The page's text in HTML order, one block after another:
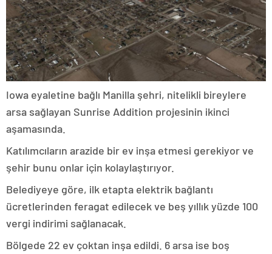
Iowa eyaletine bağlı Manilla şehri, nitelikli bireylere
arsa sağlayan Sunrise Addition projesinin ikinci
aşamasında.
Katılımcıların arazide bir ev inşa etmesi gerekiyor ve
şehir bunu onlar için kolaylaştırıyor.
Belediyeye göre, ilk etapta elektrik bağlantı
ücretlerinden feragat edilecek ve beş yıllık yüzde 100
vergi indirimi sağlanacak.
Bölgede 22 ev çoktan inşa edildi. 6 arsa ise boş